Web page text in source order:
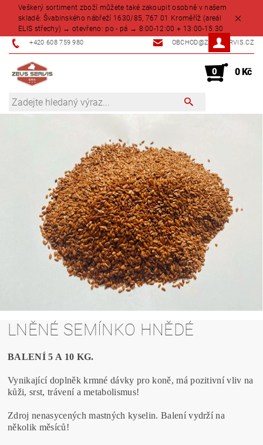
Veškerý sortiment zboží můžete také zakoupit osobně v našem
skladě: Švabinského nábřeží 1630/85, 767 01 Kroměříž (areál
ELIS střechy) → otevřeno: po - pá → 8:00-12:00 + 13:00-15:30
+420 608 759 980 OBCHOD@ZEUSSERVIS.CZ
0 0 Kč
LNĚNÉ SEMÍNKO HNĚDÉ
BALENÍ 5 A 10 KG.
Vynikající doplněk krmné dávky pro koně, má pozitivní vliv na
kůži, srst, trávení a metabolismus!
Zdroj nenasycených mastných kyselin. Balení vydrží na
několik měsíců!